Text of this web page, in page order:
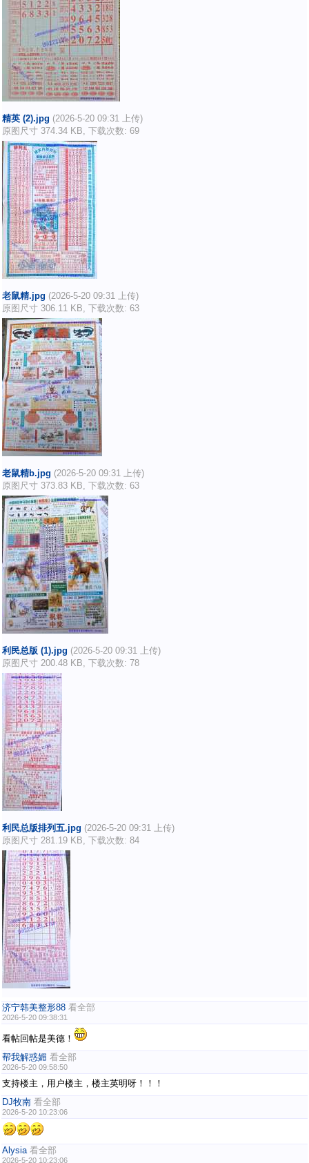
精英 (2).jpg (2026-5-20 09:31 上传)
原图尺寸 374.34 KB, 下载次数: 69
老鼠精.jpg (2026-5-20 09:31 上传)
原图尺寸 306.11 KB, 下载次数: 63
老鼠精b.jpg (2026-5-20 09:31 上传)
原图尺寸 373.83 KB, 下载次数: 63
利民总版 (1).jpg (2026-5-20 09:31 上传)
原图尺寸 200.48 KB, 下载次数: 78
利民总版排列五.jpg (2026-5-20 09:31 上传)
原图尺寸 281.19 KB, 下载次数: 84
济宁韩美整形88 看全部
2026-5-20 09:38:31
看帖回帖是美德！
帮我解惑媚 看全部
2026-5-20 09:58:50
支持楼主，用户楼主，楼主英明呀！！！
DJ牧南 看全部
2026-5-20 10:23:06
Alysia 看全部
2026-5-20 10:23:06